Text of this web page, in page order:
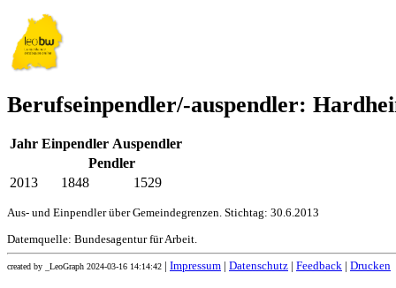
Berufseinpendler/-auspendler:
Jahr Einpendler Auspendler
Pendler
2013
1848 1529
Aus- und Einpendler über Gemeindegrenzen. Stichtag: 30.6.2013
Datemquelle: Bundesagentur für Arbeit.
created by _LeoGraph 2024-03-16 14:14:42 Impressum Datenschutz Feedback Drucken